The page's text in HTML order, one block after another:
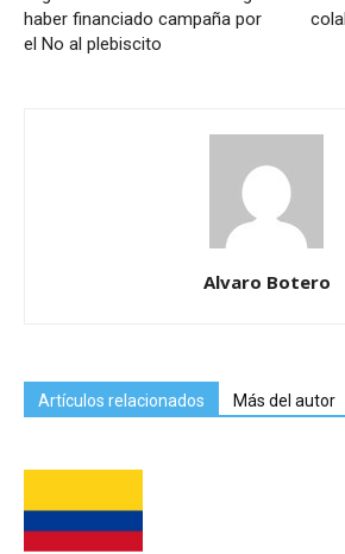
haber financiado campaña por
el No al plebiscito
Alvaro Botero
Artículos relacionados Más del autor